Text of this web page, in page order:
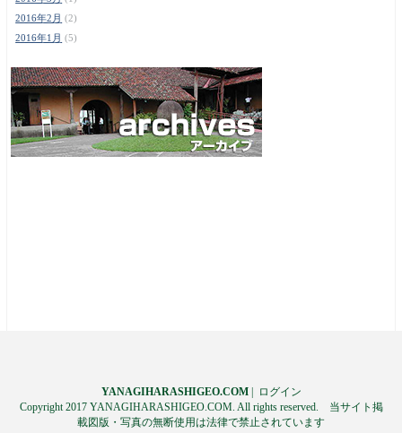
2016年2月 (2)
2016年1月 (5)
YANAGIHARASHIGEO.COM|
ログイン
Copyright 2017 YANAGIHARASHIGEO.COM. All rights reserved. 当サイト掲
載図版・写真の無断使用は法律で禁止されています